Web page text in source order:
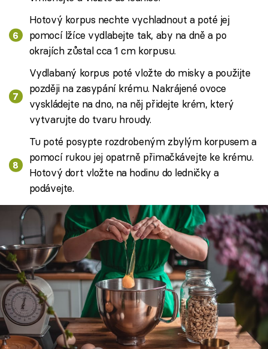
Hotový korpus nechte vychladnout a poté jej
pomocí lžíce vydlabejte tak, aby na dně a po
okrajích zůstal cca 1 cm korpusu.
Vydlabaný korpus poté vložte do misky a použijte
později na zasypání krému. Nakrájené ovoce
vyskládejte na dno, na něj přidejte krém, který
vytvarujte do tvaru hroudy.
Tu poté posypte rozdrobeným zbylým korpusem a
pomocí rukou jej opatrně přimačkávejte ke krému.
Hotový dort vložte na hodinu do ledničky a
podávejte.